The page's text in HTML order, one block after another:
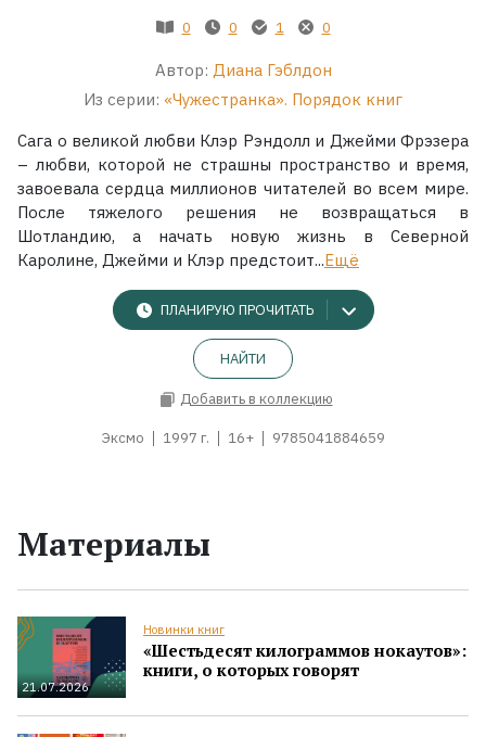
0 0 1 0
Автор: Диана Гэблдон
Из серии: «Чужестранка». Порядок книг
Сага о великой любви Клэр Рэндолл и Джейми Фрэзера
– любви, которой не страшны пространство и время,
завоевала сердца миллионов читателей во всем мире.
После тяжелого решения не возвращаться в
Шотландию, а начать новую жизнь в Северной
Каролине, Джейми и Клэр предстоит...Ещё
ПЛАНИРУЮ ПРОЧИТАТЬ
НАЙТИ
Добавить в коллекцию
Эксмо 1997 г. 16+ 9785041884659
Материалы
21.07.2026
Новинки книг
«Шестьдесят килограммов нокаутов»:
книги, о которых говорят